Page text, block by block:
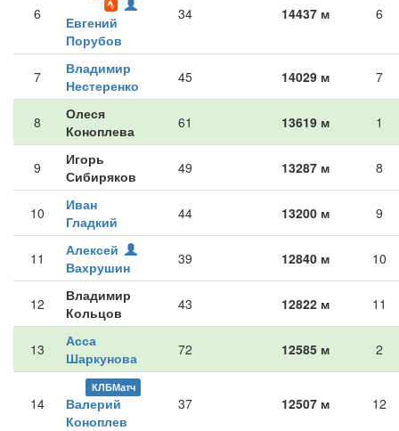
6
Евгений
Порубов
34 14437 м 6
7
Владимир
Нестеренко
45 14029 м 7
8
Олеся
Коноплева
61 13619 м 1
9
Игорь
Сибиряков
49 13287 м 8
10
Иван
Гладкий
44 13200 м 9
11
Алексей
Вахрушин
39 12840 м 10
12
Владимир
Кольцов
43 12822 м 11
13
Асса
Шаркунова
72 12585 м 2
14
КЛБМатч
Валерий
Коноплев
37 12507 м 12